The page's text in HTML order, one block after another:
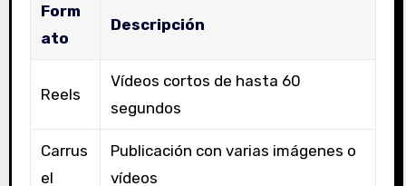
Form
ato
Descripción
Reels
Vídeos cortos de hasta 60
segundos
Carrus
el
Publicación con varias imágenes o
vídeos